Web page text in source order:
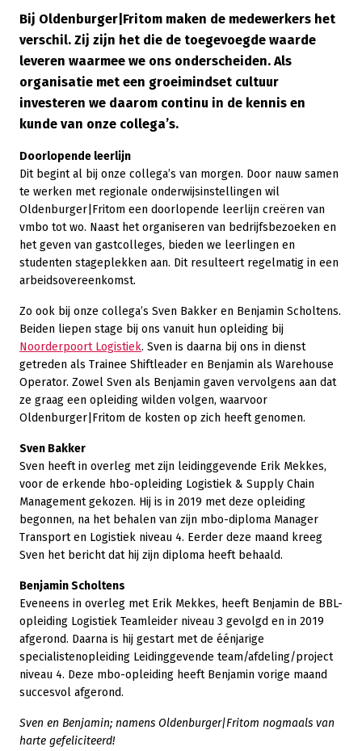
Bij Oldenburger|Fritom maken de medewerkers het
verschil. Zij zijn het die de toegevoegde waarde
leveren waarmee we ons onderscheiden. Als
organisatie met een groeimindset cultuur
investeren we daarom continu in de kennis en
kunde van onze collega’s.
Doorlopende leerlijn
Dit begint al bij onze collega’s van morgen. Door nauw samen
te werken met regionale onderwijsinstellingen wil
Oldenburger|Fritom een doorlopende leerlijn creëren van
vmbo tot wo. Naast het organiseren van bedrijfsbezoeken en
het geven van gastcolleges, bieden we leerlingen en
studenten stageplekken aan. Dit resulteert regelmatig in een
arbeidsovereenkomst.
Zo ook bij onze collega’s Sven Bakker en Benjamin Scholtens.
Beiden liepen stage bij ons vanuit hun opleiding bij
Noorderpoort Logistiek. Sven is daarna bij ons in dienst
getreden als Trainee Shiftleader en Benjamin als Warehouse
Operator. Zowel Sven als Benjamin gaven vervolgens aan dat
ze graag een opleiding wilden volgen, waarvoor
Oldenburger|Fritom de kosten op zich heeft genomen.
Sven Bakker
Sven heeft in overleg met zijn leidinggevende Erik Mekkes,
voor de erkende hbo-opleiding Logistiek & Supply Chain
Management gekozen. Hij is in 2019 met deze opleiding
begonnen, na het behalen van zijn mbo-diploma Manager
Transport en Logistiek niveau 4. Eerder deze maand kreeg
Sven het bericht dat hij zijn diploma heeft behaald.
Benjamin Scholtens
Eveneens in overleg met Erik Mekkes, heeft Benjamin de BBL-
opleiding Logistiek Teamleider niveau 3 gevolgd en in 2019
afgerond. Daarna is hij gestart met de éénjarige
specialistenopleiding Leidinggevende team/afdeling/project
niveau 4. Deze mbo-opleiding heeft Benjamin vorige maand
succesvol afgerond.
Sven en Benjamin; namens Oldenburger|Fritom nogmaals van
harte gefeliciteerd!